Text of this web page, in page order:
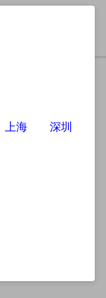
上海
深圳